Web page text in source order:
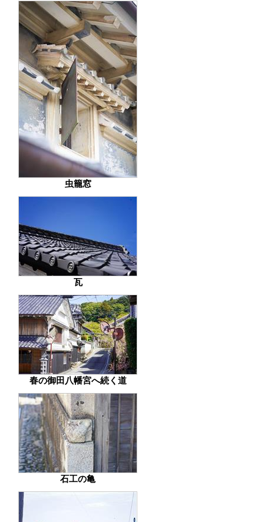
虫籠窓
瓦
春の御田八幡宮へ続く道
石工の亀